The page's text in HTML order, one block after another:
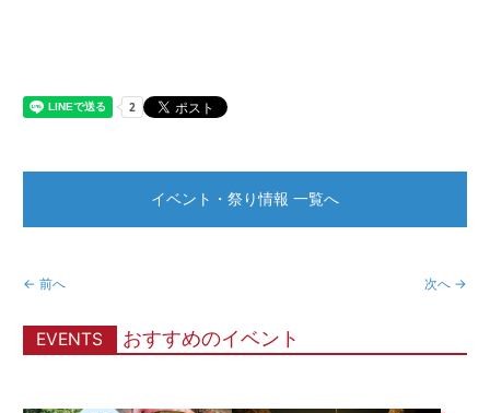
← 前へ 次へ →
イベント・祭り情報 一覧へ
EVENTS おすすめのイベント